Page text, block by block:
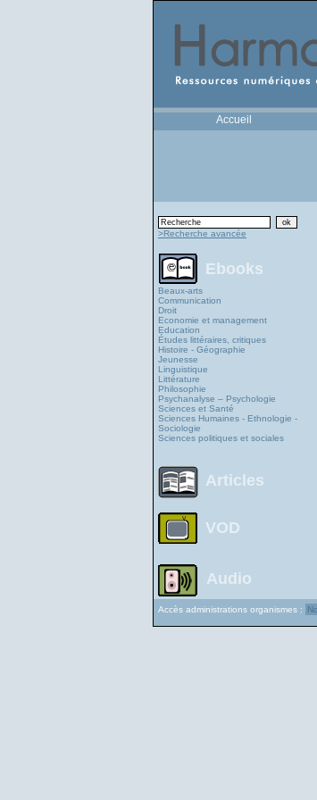
Accueil
>Recherche avancée
Ebooks
Beaux-arts
Communication
Droit
Economie et management
Education
Études littéraires, critiques
Histoire - Géographie
Jeunesse
Linguistique
Littérature
Philosophie
Psychanalyse – Psychologie
Sciences et Santé
Sciences Humaines - Ethnologie -
Sociologie
Sciences politiques et sociales
Articles
VOD
Audio
Accès administrations organismes :